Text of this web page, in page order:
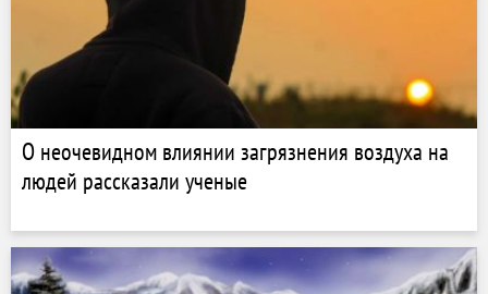
О неочевидном влиянии загрязнения воздуха на
людей рассказали ученые